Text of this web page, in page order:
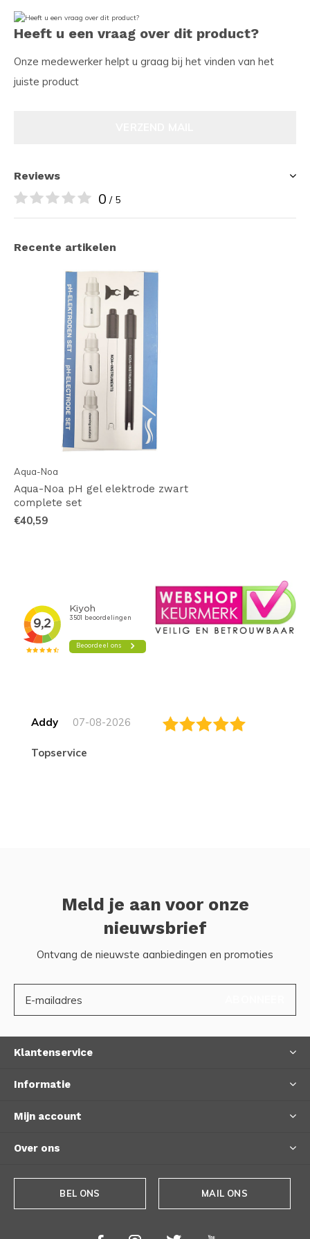
Heeft u een vraag over dit product?
Onze medewerker helpt u graag bij het vinden van het
juiste product
Reviews
0 / 5
Recente artikelen
Aqua-Noa
Aqua-Noa pH gel elektrode zwart
complete set
€40,59
Addy 07-08-2026
topservice
Meld je aan voor onze
nieuwsbrief
Ontvang de nieuwste aanbiedingen en promoties
Klantenservice
Informatie
Mijn account
Over ons
BEL ONS MAIL ONS